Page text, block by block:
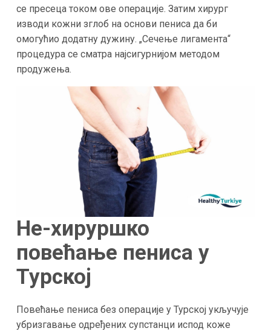
се пресеца током ове операције. Затим хирург
изводи кожни зглоб на основи пениса да би
омогућио додатну дужину. „Сечење лигамента“
процедура се сматра најсигурнијом методом
продужења.
Не-хируршко
повећање пениса у
Турској
Повећање пениса без операције у Турској укључује
убризгавање одређених супстанци испод коже